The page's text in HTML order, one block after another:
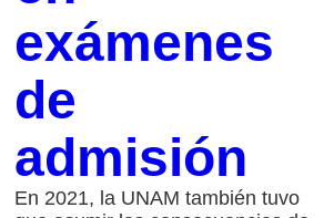
exámenes
de
admisión
En 2021, la UNAM también tuvo